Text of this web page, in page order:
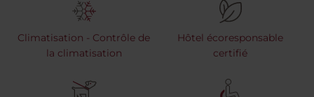
Climatisation - Contrôle de
la climatisation
Hôtel écoresponsable
certifié